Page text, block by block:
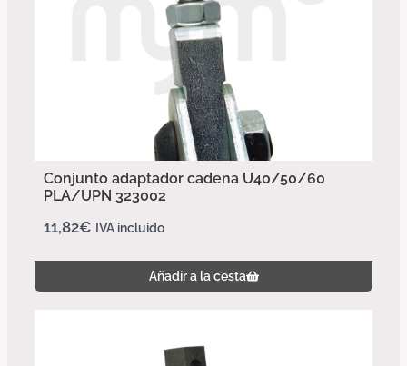
Conjunto adaptador cadena U40/50/60
PLA/UPN 323002
11,82€ IVA incluido
Añadir a la cesta